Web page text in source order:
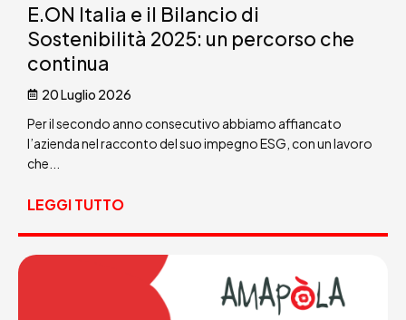
E.ON Italia e il Bilancio di
Sostenibilità 2025: un percorso che
continua
20 Luglio 2026
Per il secondo anno consecutivo abbiamo affiancato
l’azienda nel racconto del suo impegno ESG, con un lavoro
che...
LEGGI TUTTO